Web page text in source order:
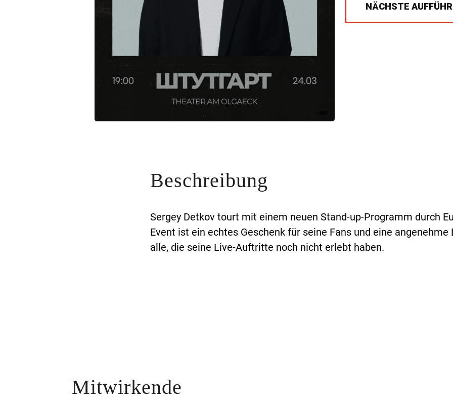
NÄCHSTE
Beschreibung
Sergey Detkov tourt mit einem neuen Stand-up-Programm durch
Event ist ein echtes Geschenk für seine Fans und eine angenehme
alle, die seine Live-Auftritte noch nicht erlebt haben.
Mitwirkende